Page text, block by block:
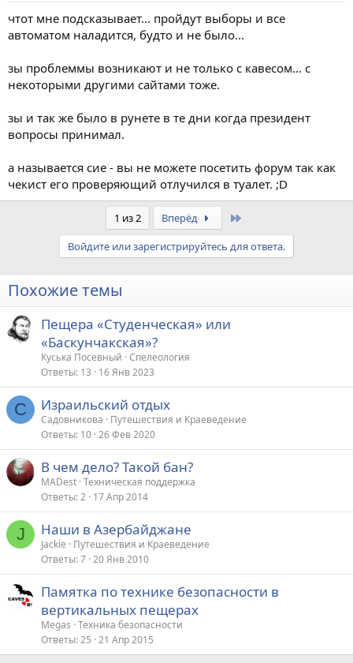
чтот мне подсказывает... пройдут выборы и все
автоматом наладится, будто и не было...
зы проблеммы возникают и не только с кавесом... с
некоторыми другими сайтами тоже.
зы и так же было в рунете в те дни когда президент
вопросы принимал.
а называется сие - вы не можете посетить форум так как
чекист его проверяющий отлучился в туалет. ;D
1 из 2 Вперёд
Войдите или зарегистрируйтесь для ответа.
Похожие темы
Пещера «Студенческая» или
«Баскунчакская»?
Куська Посевный Спелеология
Ответы 13 16 Янв 2023
С Израильский отдых
Садовникова
Путешествия и Краеведение
Ответы 10 26 Фев 2020
В чем дело? Такой бан?
MADest Техническая поддержка
Ответы 2 17 Апр 2014
J Наши в Азербайджане
Jackie
Путешествия и Краеведение
Ответы 7 20 Янв 2010
Памятка по технике безопасности в
вертикальных пещерах
Megas Техника безопасности
Ответы 25 21 Апр 2015